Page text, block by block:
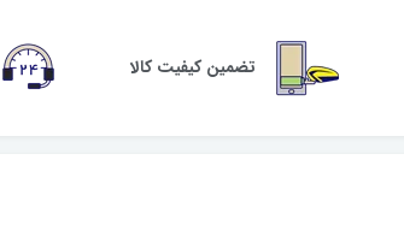
تضمین کیفیت کالا